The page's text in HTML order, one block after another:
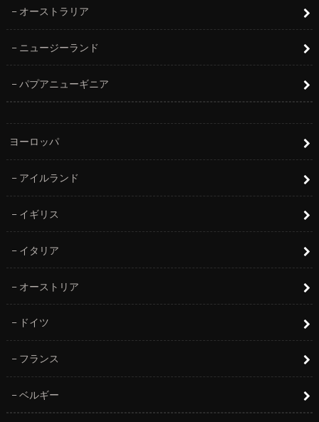
オーストラリア
ニュージーランド
パプアニューギニア
ヨーロッパ
アイルランド
イギリス
イタリア
オーストリア
ドイツ
フランス
ベルギー